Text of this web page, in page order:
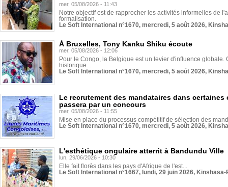
mer, 05/08/2026 - 11:43
Notre objectif est de rapprocher les activités informelles de
formalisation.
Le Soft International n°1670, mercredi, 5 août 2026,
À Bruxelles, Tony Kanku Shiku écoute
mer, 05/08/2026 - 12:06
Pour le Congo, la Belgique est un levier d'influence globale.
historique...
Le Soft International n°1670, mercredi, 5 août 2026,
Le recrutement des mandataires dans
passera par un concours
mer, 05/08/2026 - 11:55
Mise en place du processus compétitif de sélection des
Le Soft International n°1670, mercredi, 5 août 2026,
L'esthétique ongulaire atterrit à Bandundu Ville
lun, 29/06/2026 - 10:30
Elle fait florès dans les pays d'Afrique de l'est...
Le Soft International n°1667, lundi, 29 juin 2026,